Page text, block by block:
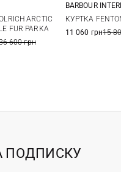
ARCTIC
FUR PARKA
600 грн
BARBOUR
КУРТКА
11 060 грн15
ПОДПИСКУ